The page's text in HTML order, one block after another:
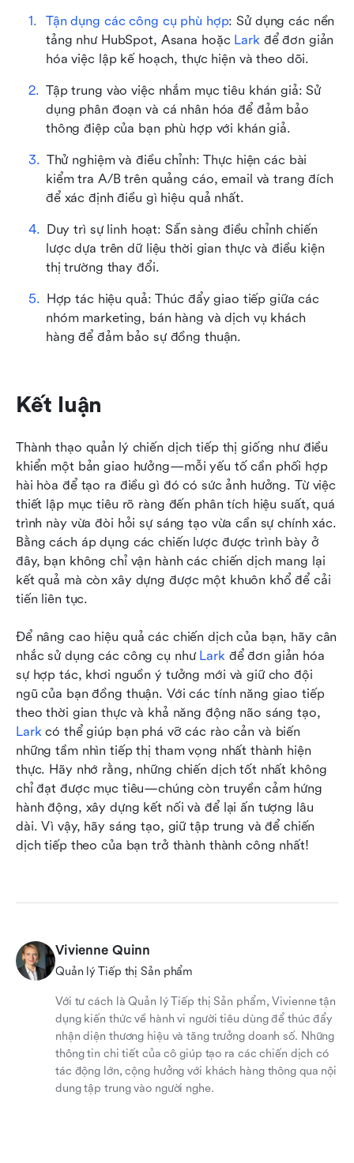
Tận dụng các công cụ phù hợp: Sử dụng các nền
tảng như HubSpot, Asana hoặc Lark để đơn giản
hóa việc lập kế hoạch, thực hiện và theo dõi.
Tập trung vào việc nhắm mục tiêu khán giả: Sử
dụng phân đoạn và cá nhân hóa để đảm bảo
thông điệp của bạn phù hợp với khán giả.
Thử nghiệm và điều chỉnh: Thực hiện các bài
kiểm tra A/B trên quảng cáo, email và trang đích
để xác định điều gì hiệu quả nhất.
Duy trì sự linh hoạt: Sẵn sàng điều chỉnh chiến
lược dựa trên dữ liệu thời gian thực và điều kiện
thị trường thay đổi.
Hợp tác hiệu quả: Thúc đẩy giao tiếp giữa các
nhóm marketing, bán hàng và dịch vụ khách
hàng để đảm bảo sự đồng thuận.
Kết luận
Thành thạo quản lý chiến dịch tiếp thị giống như điều
khiển một bản giao hưởng—mỗi yếu tố cần phối hợp
hài hòa để tạo ra điều gì đó có sức ảnh hưởng. Từ việc
thiết lập mục tiêu rõ ràng đến phân tích hiệu suất, quá
trình này vừa đòi hỏi sự sáng tạo vừa cần sự chính xác.
Bằng cách áp dụng các chiến lược được trình bày ở
đây, bạn không chỉ vận hành các chiến dịch mang lại
kết quả mà còn xây dựng được một khuôn khổ để cải
tiến liên tục.
Để nâng cao hiệu quả các chiến dịch của bạn, hãy cân
nhắc sử dụng các công cụ như Lark để đơn giản hóa
sự hợp tác, khơi nguồn ý tưởng mới và giữ cho đội
ngũ của bạn đồng thuận. Với các tính năng giao tiếp
Lark có thể giúp bạn phá vỡ các rào cản và biến
những tầm nhìn tiếp thị tham vọng nhất thành hiện
thực. Hãy nhớ rằng, những chiến dịch tốt nhất không
chỉ đạt được mục tiêu—chúng còn truyền cảm hứng
hành động, xây dựng kết nối và để lại ấn tượng lâu
dài. Vì vậy, hãy sáng tạo, giữ tập trung và để chiến
dịch tiếp theo của bạn trở thành thành công nhất!
Vivienne Quinn
Quản lý Tiếp thị Sản phẩm
Với tư cách là Quản lý Tiếp thị Sản phẩm, Vivienne tận
dụng kiến thức về hành vi người tiêu dùng để thúc đẩy
nhận diện thương hiệu và tăng trưởng doanh số. Những
thông tin chi tiết của cô giúp tạo ra các chiến dịch có
tác động lớn, cộng hưởng với khách hàng thông qua nội
dung tập trung vào người nghe.